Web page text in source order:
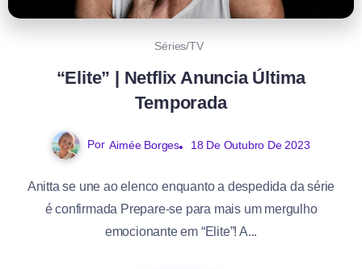
Séries/TV
“Elite” | Netflix Anuncia Última
Temporada
Por Aimée Borges 18 De Outubro De 2023
Anitta se une ao elenco enquanto a despedida da série
é confirmada Prepare-se para mais um mergulho
emocionante em “Elite”! A...